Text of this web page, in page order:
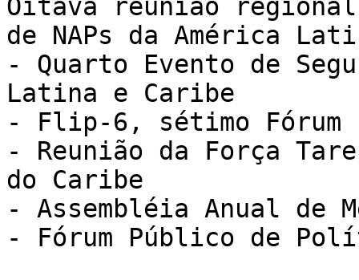
Oitava reunião regional
de NAPs da América
- Quarto Evento de
Latina e Caribe
- Flip-6, sétimo Fórum
- Reunião da Força
do Caribe
- Assembléia Anual de
- Fórum Público de